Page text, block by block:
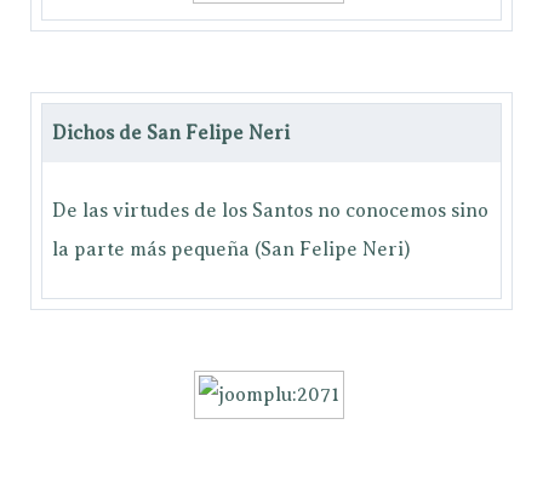
Dichos de San Felipe Neri
De las virtudes de los Santos no conocemos sino
la parte más pequeña (San Felipe Neri)